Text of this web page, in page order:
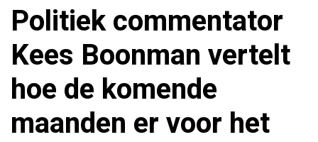
Politiek commentator
Kees Boonman vertelt
hoe de komende
maanden er voor het